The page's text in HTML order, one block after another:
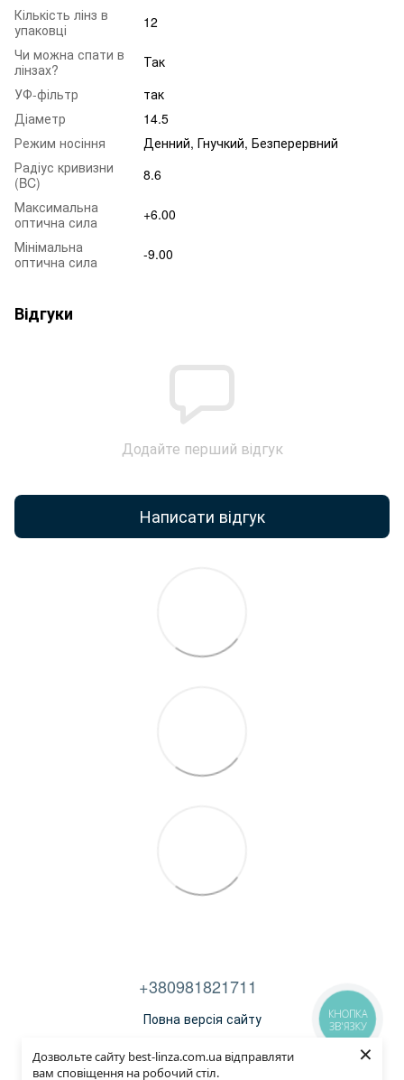
Дозвольте сайту best-linza.com.ua відправляти
вам сповіщення на робочий стіл.
×
Кількість лінз в
упаковці
12
Чи можна спати в
лінзах?
Так
УФ-фільтр
так
Діаметр
14.5
Режим носіння
Денний, Гнучкий, Безперервний
Радіус кривизни
(BC)
8.6
Максимальна
оптична сила
+6.00
Мінімальна
оптична сила
-9.00
Відгуки
Додайте перший відгук
Написати відгук
+380981821711
Повна версія сайту
Договір публічної оферти
КНОПКА
ЗВ'ЯЗКУ